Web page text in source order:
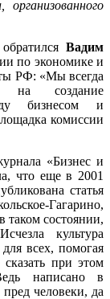
Вадим
по экономике и
РФ: «Мы всегда
на создание
бизнесом и
комиссии
«Бизнес и
что еще в 2001
статья
Гагарино,
таком состоянии,
культура
всех, помогая
при этом
написано в
человеки, да